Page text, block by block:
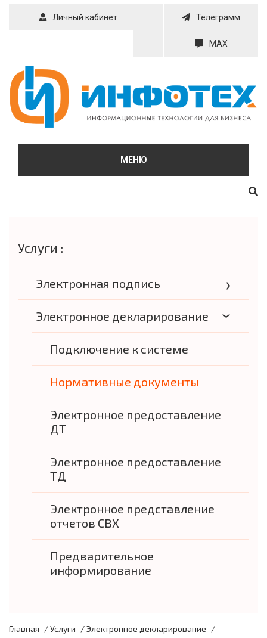
Личный кабинет Телеграмм
MAX
МЕНЮ
Услуги :
Электронная подпись
Электронное декларирование
Подключение к системе
Нормативные документы
Электронное предоставление
ДТ
Электронное предоставление
ТД
Электронное представление
отчетов СВХ
Предварительное
информирование
Главная /Услуги /Электронное декларирование /